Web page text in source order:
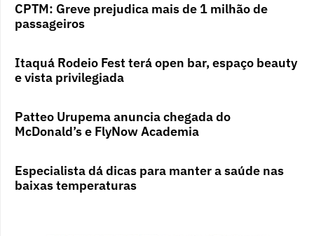
CPTM: Greve prejudica mais de 1 milhão de
passageiros
Itaquá Rodeio Fest terá open bar, espaço beauty
e vista privilegiada
Patteo Urupema anuncia chegada do
McDonald’s e FlyNow Academia
Especialista dá dicas para manter a saúde nas
baixas temperaturas